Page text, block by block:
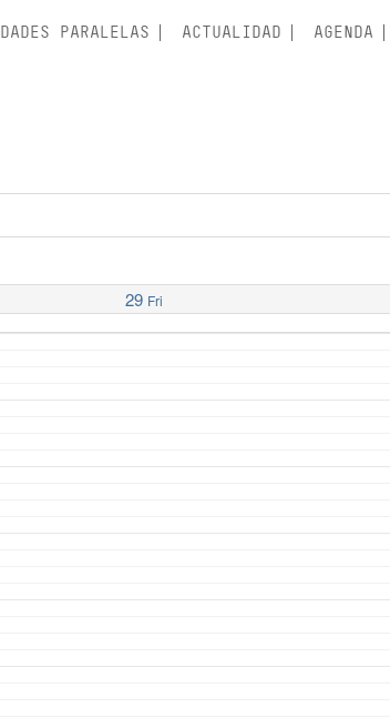
PARALELAS ACTUALIDAD AGENDA
29 Fri